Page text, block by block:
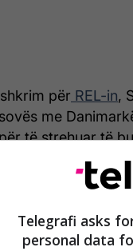
për REL-in,
me
të strehuar të
Belgjikën, kanë
marrjen në
nuk ka
Telegrafi asks
personal data